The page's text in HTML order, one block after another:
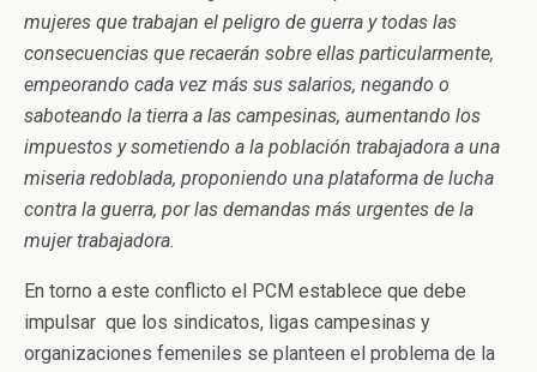
mujeres que trabajan el peligro de guerra y todas las
consecuencias que recaerán sobre ellas particularmente,
empeorando cada vez más sus salarios, negando o
saboteando la tierra a las campesinas, aumentando los
impuestos y sometiendo a la población trabajadora a una
miseria redoblada, proponiendo una plataforma de lucha
contra la guerra, por las demandas más urgentes de la
mujer trabajadora.
En torno a este conflicto el PCM establece que debe
impulsar que los sindicatos, ligas campesinas y
organizaciones femeniles se planteen el problema de la